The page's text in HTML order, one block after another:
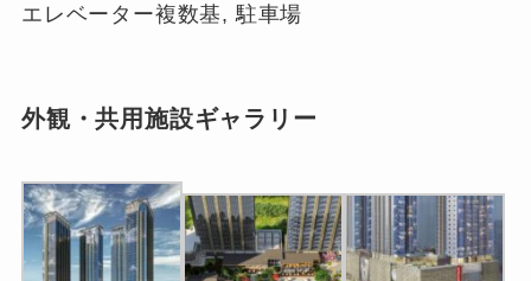
エレベーター複数基, 駐車場
外観・共用施設ギャラリー